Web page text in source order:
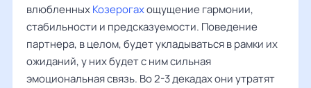
влюбленныхКозерогахощущение гармонии,
стабильности и предсказуемости. Поведение
партнера, в целом, будет укладываться в рамки их
ожиданий, у них будет с ним сильная
эмоциональная связь. Во 2-3 декадах они утратят